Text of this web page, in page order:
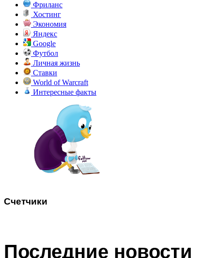
Фриланс
Хостинг
Экономия
Яндекс
Google
Футбол
Личная жизнь
Ставки
World of Warcraft
Интересные факты
Счетчики
Последние новости